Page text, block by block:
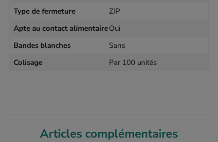
Type de fermeture
ZIP
Apte au contact alimentaireOui
Bandes blanches
Sans
Colisage
Par 100 unités
Articles complémentaires